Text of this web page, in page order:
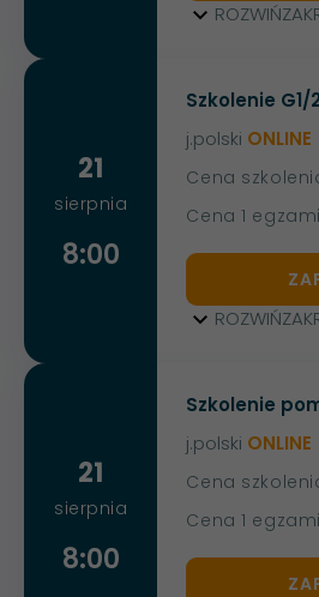
ROZWIŃ
21
sierpnia
8:00
Szkolenie G1/
j.polski ONLINE
Cena
Cena 1
ROZWIŃ
21
sierpnia
8:00
Szkolenie
j.polski ONLINE
Cena
Cena 1